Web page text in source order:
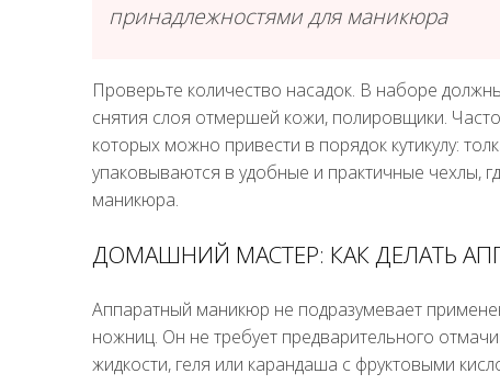
принадлежностями для маникюра
Проверьте количество насадок. В наборе
снятия слоя отмершей кожи, полировщики.
которых можно привести в порядок кутикулу:
упаковываются в удобные и практичные чехлы,
маникюра.
ДОМАШНИЙ МАСТЕР: КАК ДЕЛАТЬ
Аппаратный маникюр не подразумевает
ножниц. Он не требует предварительного
жидкости, геля или карандаша с фруктовыми